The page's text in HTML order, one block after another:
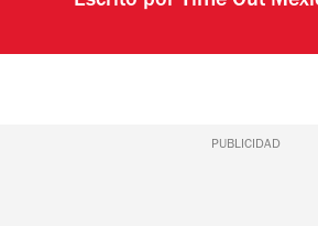
PUBLICIDAD